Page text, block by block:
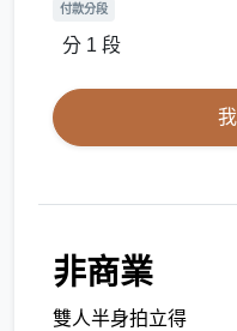
付款分段
分 1 段
非商業
雙人半身拍立得